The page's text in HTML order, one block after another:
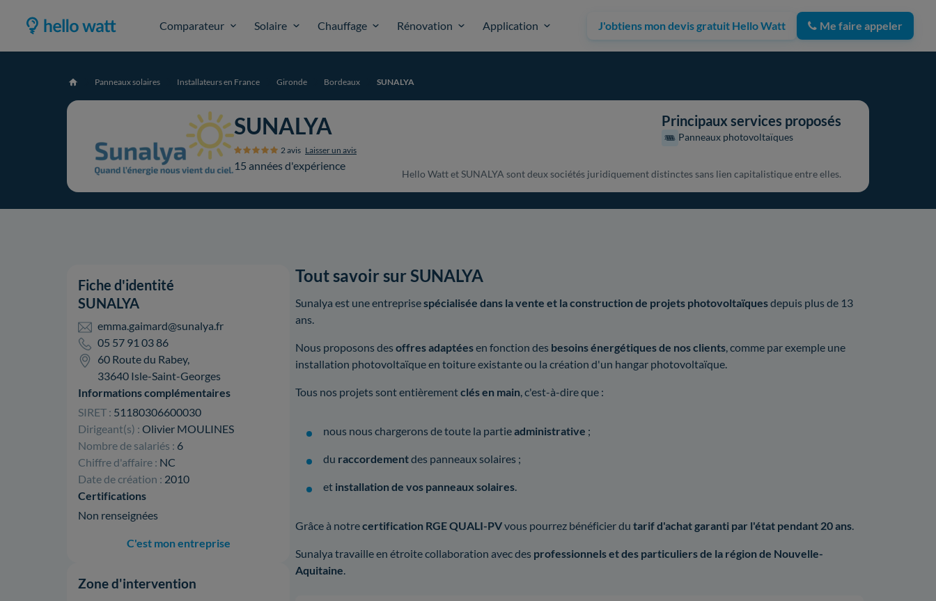
Comparateur Solaire Chauffage Rénovation Application J'obtiens mon devis gratuit Hello Watt Me faire appeler
Accueil Panneaux solaires Installateurs en France Gironde Bordeaux SUNALYA
SUNALYA
2 avis Laisser un avis
15 années d'expérience
Principaux services proposés
Panneaux photovoltaïques
Hello Watt et SUNALYA sont deux sociétés juridiquement distinctes sans lien capitalistique entre elles.
Fiche d'identité
SUNALYA
emma.gaimard@sunalya.fr
05 57 91 03 86
60 Route du Rabey,
33640 Isle-Saint-Georges
Informations complémentaires
SIRET : 51180306600030
Dirigeant(s) : Olivier MOULINES
Nombre de salariés : 6
Chiffre d'affaire : NC
Date de création : 2010
Certifications
Non renseignées
C'est mon entreprise
Zone d'intervention
Tout savoir sur SUNALYA
Sunalya est une entreprisespécialisée dans la vente et la construction de projets photovoltaïquesdepuis plus de 13
ans.
Nous proposons des offres adaptéesen fonction des besoins énergétiques de nos clients, comme par exemple une
installation photovoltaïque en toiture existante ou la création d'un hangar photovoltaïque.
Tous nos projets sont entièrementclés en main, c'est-à-dire que :
nous nous chargerons de toute la partieadministrative ;
du raccordementdes panneaux solaires ;
et installation de vos panneaux solaires.
Grâce à notrecertification RGE QUALI-PVvous pourrez bénéficier du tarif d'achat garanti par l'état pendant 20 ans.
Sunalya travaille en étroite collaboration avec des professionnels et des particuliers de la région de Nouvelle-
Aquitaine.